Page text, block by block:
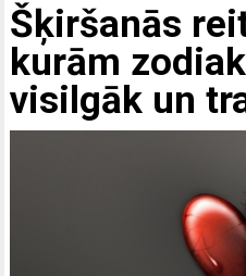
Šķiršanās
kurām
visilgāk un